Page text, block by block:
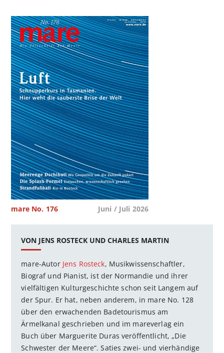
mare No. 176 Juni / Juli 2026
VON JENS ROSTECK UND CHARLES MARTIN
mare-Autor Jens Rosteck, Musikwissenschaftler,
Biograf und Pianist, ist der Normandie und ihrer
vielfältigen Kulturgeschichte schon seit Langem auf
der Spur. Er hat, neben anderem, in mare No. 128
über den erwachenden Badetourismus am
Ärmelkanal geschrieben und im mareverlag ein
Buch über Marguerite Duras veröffentlicht, „Die
Schwester der Meere“. Saties zwei- und vierhändige